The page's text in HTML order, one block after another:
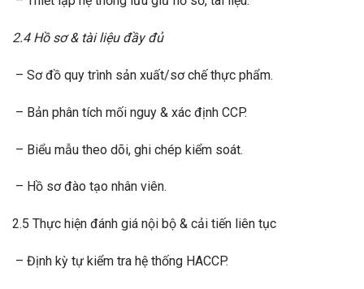
2.4 Hồ sơ & tài liệu đầy đủ
– Sơ đồ quy trình sản xuất/sơ chế thực phẩm.
– Bản phân tích mối nguy & xác định CCP.
– Biểu mẫu theo dõi, ghi chép kiểm soát.
– Hồ sơ đào tạo nhân viên.
2.5 Thực hiện đánh giá nội bộ & cải tiến liên tục
– Định kỳ tự kiểm tra hệ thống HACCP.